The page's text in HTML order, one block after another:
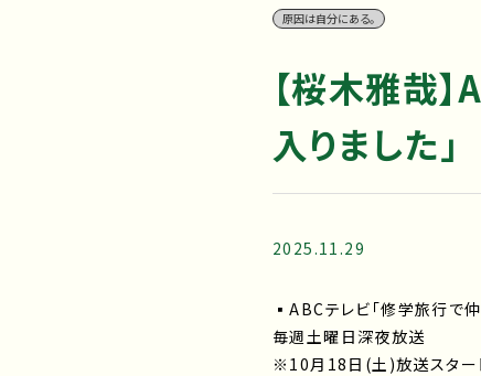
原因は自分にある。
【桜木雅哉
入りました」
2025.11.29
▪ABCテレビ「修学旅行で
毎週土曜日深夜放送
※10月18日(土)放送スター